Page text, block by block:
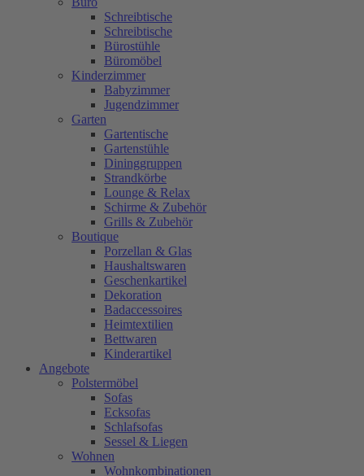
Schreibtische
Schreibtische
Bürostühle
Büromöbel
Kinderzimmer
Babyzimmer
Jugendzimmer
Garten
Gartentische
Gartenstühle
Dininggruppen
Strandkörbe
Lounge & Relax
Schirme & Zubehör
Grills & Zubehör
Boutique
Porzellan & Glas
Haushaltswaren
Geschenkartikel
Dekoration
Badaccessoires
Heimtextilien
Bettwaren
Kinderartikel
Angebote
Polstermöbel
Sofas
Ecksofas
Schlafsofas
Sessel & Liegen
Wohnen
Wohnkombinationen